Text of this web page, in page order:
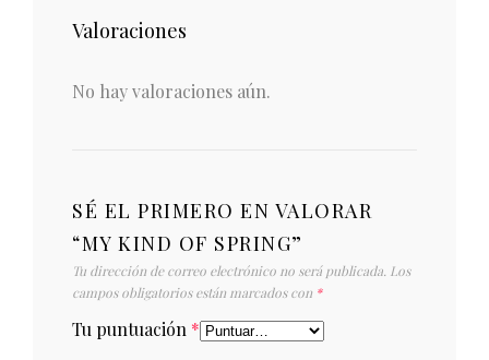
Valoraciones
No hay valoraciones aún.
SÉ EL PRIMERO EN VALORAR
“MY KIND OF SPRING”
Tu dirección de correo electrónico no será publicada. Los
campos obligatorios están marcados con *
Tu puntuación *